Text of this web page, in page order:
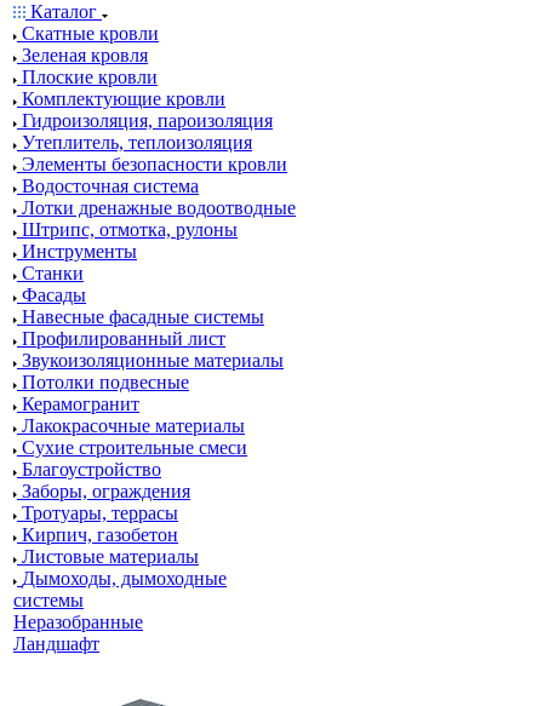
Каталог
Скатные кровли
Зеленая кровля
Плоские кровли
Комплектующие кровли
Гидроизоляция, пароизоляция
Утеплитель, теплоизоляция
Элементы безопасности кровли
Водосточная система
Лотки дренажные водоотводные
Штрипс, отмотка, рулоны
Инструменты
Станки
Фасады
Навесные фасадные системы
Профилированный лист
Звукоизоляционные материалы
Потолки подвесные
Керамогранит
Лакокрасочные материалы
Сухие строительные смеси
Благоустройство
Заборы, ограждения
Тротуары, террасы
Кирпич, газобетон
Листовые материалы
Дымоходы, дымоходные
системы
Неразобранные
Ландшафт